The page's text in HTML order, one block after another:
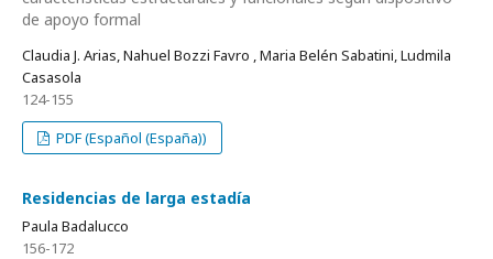
de apoyo formal
Claudia J. Arias, Nahuel Bozzi Favro , Maria Belén Sabatini, Ludmila
Casasola
124-155
PDF (Español (España))
Residencias de larga estadía
Paula Badalucco
156-172